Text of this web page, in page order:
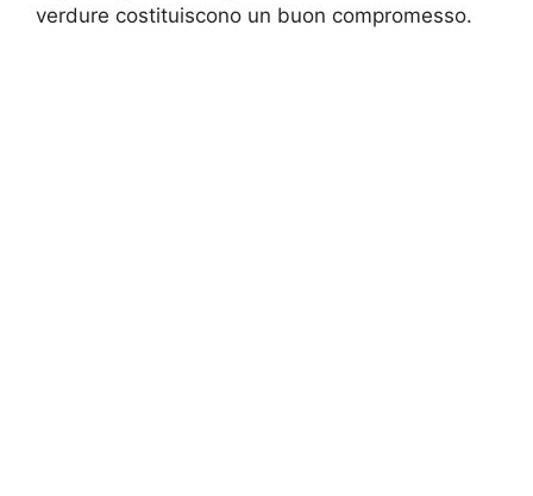
verdure costituiscono un buon compromesso.